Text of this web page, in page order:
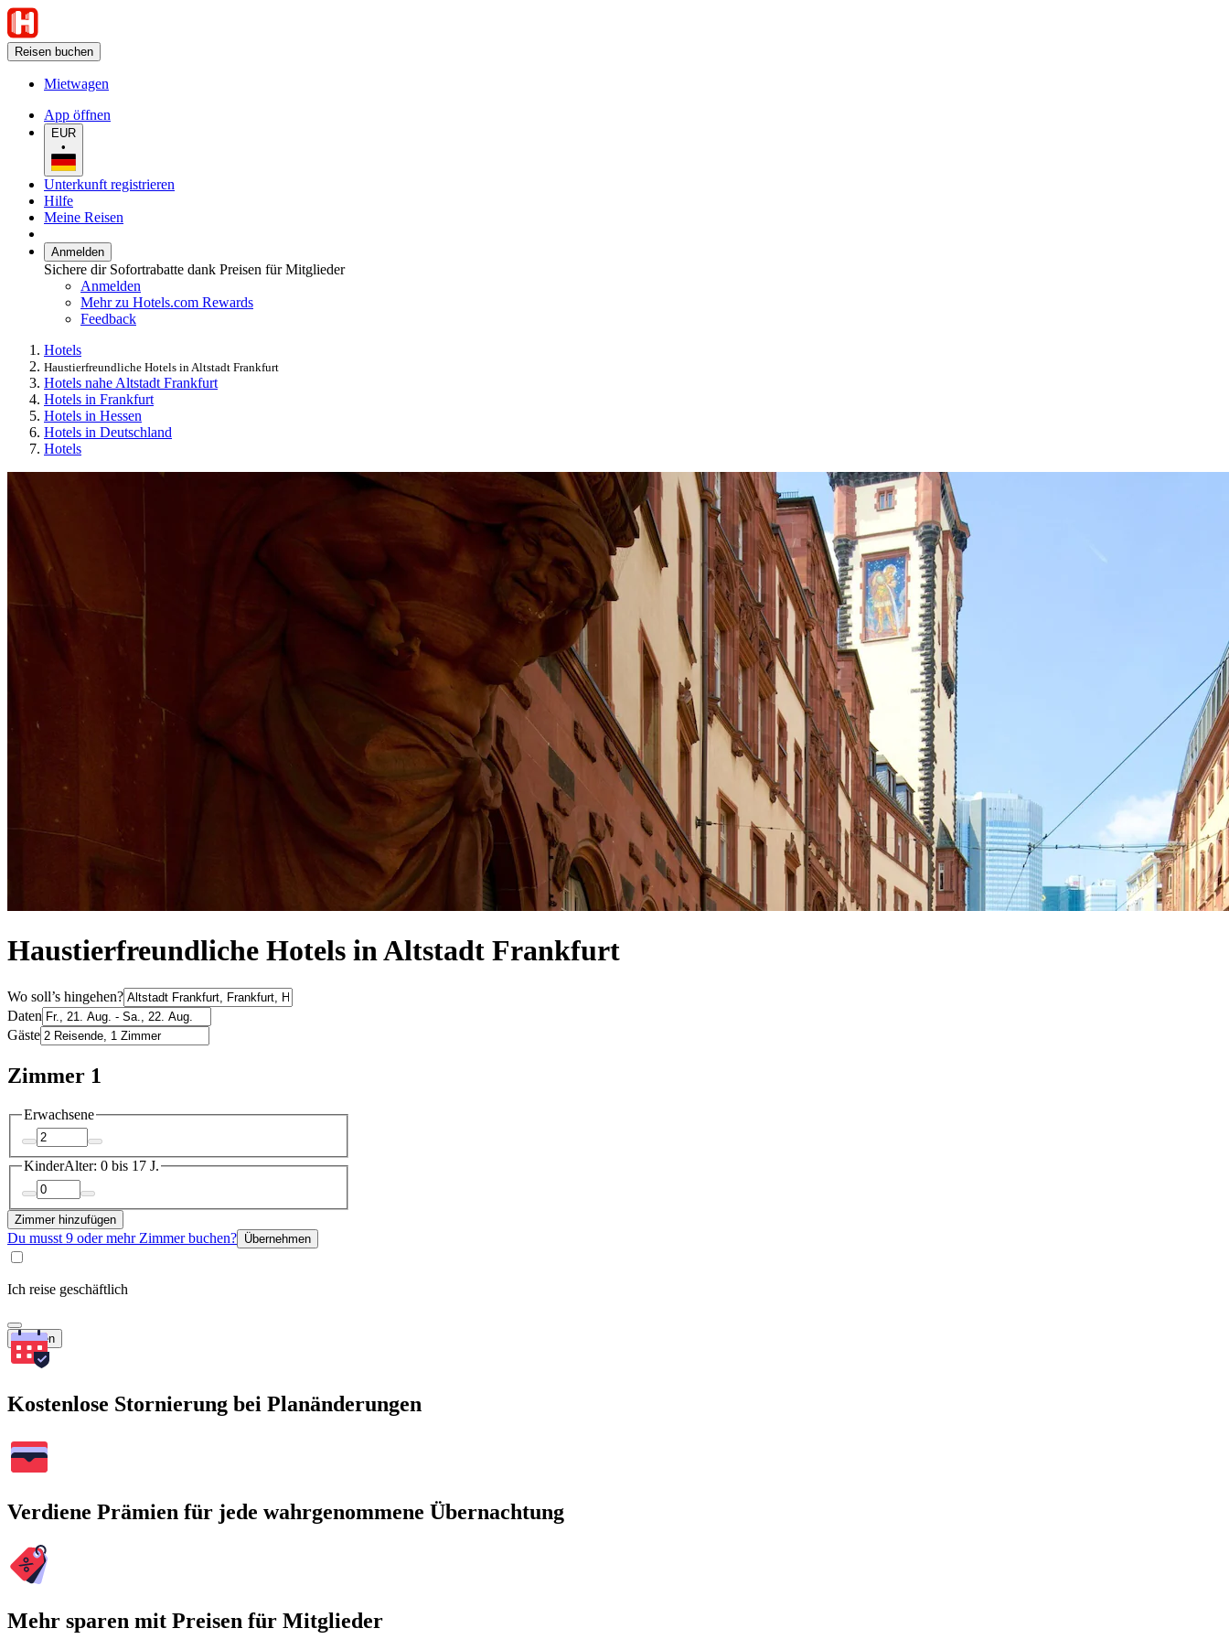
Reisen buchen
Mietwagen
App öffnen
EUR
•
Unterkunft registrieren
Hilfe
Meine Reisen
Anmelden
Sichere dir Sofortrabatte dank Preisen für Mitglieder
Anmelden
Mehr zu Hotels.com Rewards
Feedback
Hotels
Haustierfreundliche Hotels in Altstadt Frankfurt
Hotels nahe Altstadt Frankfurt
Hotels in Frankfurt
Hotels in Hessen
Hotels in Deutschland
Hotels
Haustierfreundliche Hotels in Altstadt Frankfurt
Wo soll’s hingehen?
Daten
Gäste
Zimmer 1
Erwachsene
KinderAlter: 0 bis 17 J.
Zimmer hinzufügen
Du musst 9 oder mehr Zimmer buchen? Übernehmen
Ich reise geschäftlich
Suchen
Kostenlose Stornierung bei Planänderungen
Verdiene Prämien für jede wahrgenommene Übernachtung
Mehr sparen mit Preisen für Mitglieder